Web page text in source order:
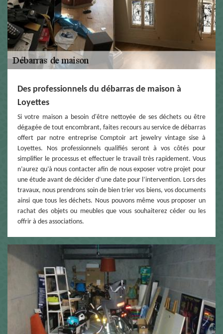
Des professionnels du débarras de maison à
Loyettes
Si votre maison a besoin d'être nettoyée de ses déchets ou être
dégagée de tout encombrant, faites recours au service de débarras
offert par notre entreprise Comptoir art jewelry vintage sise à
Loyettes. Nos professionnels qualifiés seront à vos côtés pour
simplifier le processus et effectuer le travail très rapidement. Vous
n’aurez qu’à nous contacter afin de nous exposer votre projet pour
une étude avant de décider d’une date pour l’intervention. Lors des
travaux, nous prendrons soin de bien trier vos biens, vos documents
ainsi que tous les déchets. Nous pouvons même vous proposer un
rachat des objets ou meubles que vous souhaiterez céder ou les
offrir à des associations.